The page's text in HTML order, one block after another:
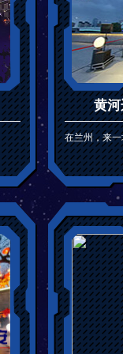
黄
在兰州，来